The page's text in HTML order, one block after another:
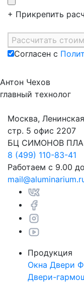
+ Прикрепить
Рассчитать
Согласен c
Антон Чехов
главный технолог
Москва,
стр. 5 офис 2207
БЦ СИМОНОВ
8 (499) 110-83-41
Работаем с 9.00
Продукция
Окна Двери
Двери-